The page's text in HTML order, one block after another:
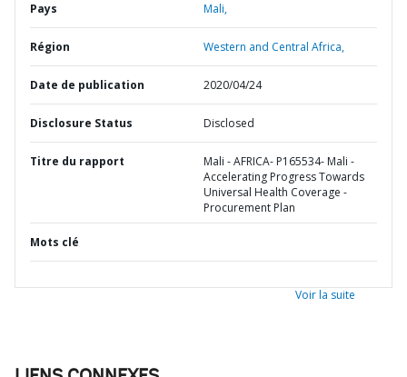
Pays Mali,
Région Western and Central Africa,
Date de publication 2020/04/24
Disclosure Status Disclosed
Titre du rapport
Mali - AFRICA- P165534- Mali -
Accelerating Progress Towards
Universal Health Coverage -
Procurement Plan
Mots clé
Voir la suite